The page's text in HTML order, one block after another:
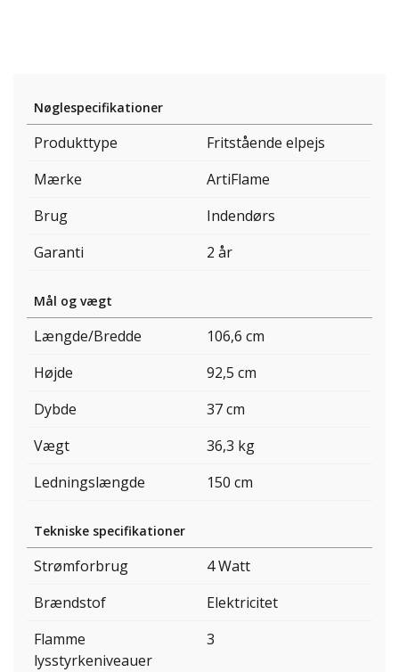
Nøglespecifikationer
Produkttype
Fritstående elpejs
Mærke
ArtiFlame
Brug
Indendørs
Garanti
2 år
Mål og vægt
Længde/Bredde
106,6 cm
Højde
92,5 cm
Dybde
37 cm
Vægt
36,3 kg
Ledningslængde
150 cm
Tekniske specifikationer
Strømforbrug
4 Watt
Brændstof
Elektricitet
Flamme
lysstyrkeniveauer
3